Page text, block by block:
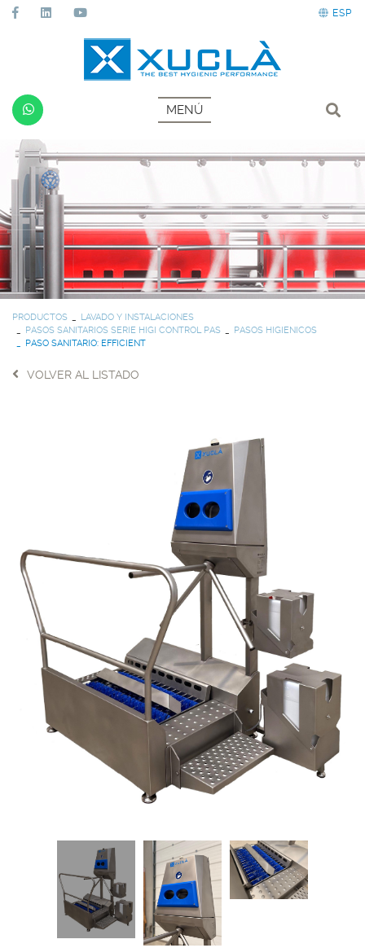
ESP
MENÚ
PRODUCTOS
LAVADO Y INSTALACIONES
PASOS SANITARIOS SERIE HIGI CONTROL PAS
PASOS HIGIENICOS
PASO SANITARIO: EFFICIENT
VOLVER AL LISTADO